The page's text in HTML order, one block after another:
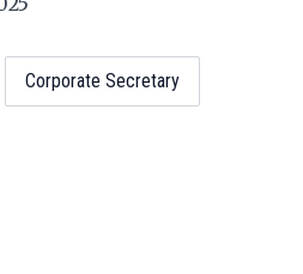
Corporate Secretary